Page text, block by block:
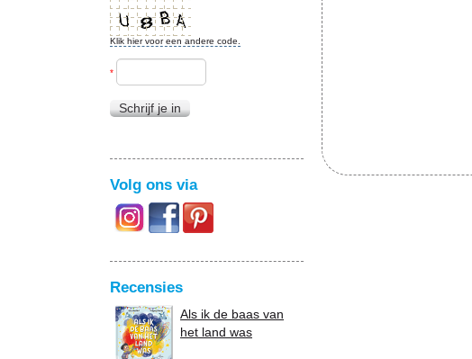
Klik hier voor een andere code.
*
Schrijf je in
Volg ons via
Recensies
Als ik de baas van
het land was